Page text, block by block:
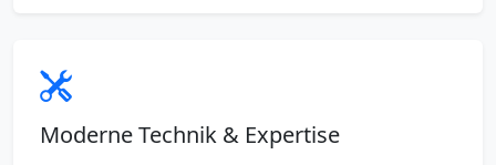
Moderne Technik & Expertise